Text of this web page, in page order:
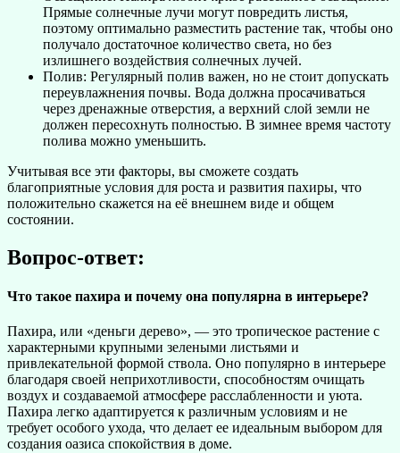
Прямые солнечные лучи могут повредить листья,
поэтому оптимально разместить растение так, чтобы оно
получало достаточное количество света, но без
излишнего воздействия солнечных лучей.
Полив: Регулярный полив важен, но не стоит допускать
переувлажнения почвы. Вода должна просачиваться
через дренажные отверстия, а верхний слой земли не
должен пересохнуть полностью. В зимнее время частоту
полива можно уменьшить.
Учитывая все эти факторы, вы сможете создать
благоприятные условия для роста и развития пахиры, что
положительно скажется на её внешнем виде и общем
состоянии.
Вопрос-ответ:
Что такое пахира и почему она популярна в интерьере?
Пахира, или «деньги дерево», — это тропическое растение с
характерными крупными зелеными листьями и
привлекательной формой ствола. Оно популярно в интерьере
благодаря своей неприхотливости, способностям очищать
воздух и создаваемой атмосфере расслабленности и уюта.
Пахира легко адаптируется к различным условиям и не
требует особого ухода, что делает ее идеальным выбором для
создания оазиса спокойствия в доме.